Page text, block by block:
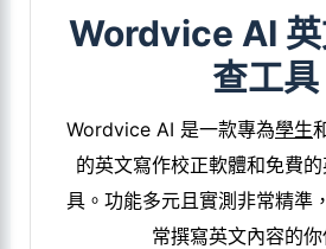
Wordvice AI
查工具
Wordvice AI 是一款專為學生
的英文寫作校正軟體和免費
具。功能多元且實測非常精準
常撰寫英文內容的你